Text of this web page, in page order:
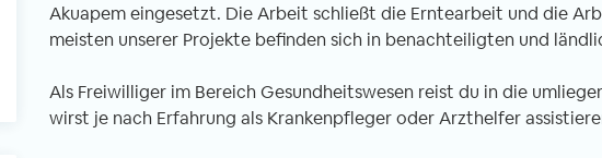
Akuapem eingesetzt. Die Arbeit schließt die Erntearbeit und die
meisten unserer Projekte befinden sich in benachteiligten und
Als Freiwilliger im Bereich Gesundheitswesen reist du in die
wirst je nach Erfahrung als Krankenpfleger oder Arzthelfer